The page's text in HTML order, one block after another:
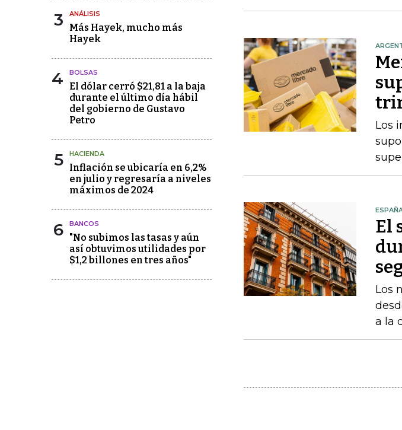
3 ANÁLISIS
Más Hayek, mucho más
Hayek
4 BOLSAS
El dólar cerró $21,81 a la baja
durante el último día hábil
del gobierno de Gustavo
Petro
5 HACIENDA
Inflación se ubicaría en 6,2%
en julio y regresaría a niveles
máximos de 2024
6 BANCOS
"No subimos las tasas y aún
así obtuvimos utilidades por
$1,2 billones en tres años"
Los
El
Los
a la